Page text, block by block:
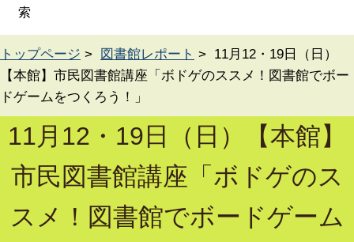
索
トップページ > 図書館レポート > 11月12・19日（日）
【本館】市民図書館講座「ボドゲのススメ！図書館でボー
ドゲームをつくろう！」
11月12・19日（日）【本館】
市民図書館講座「ボドゲのス
スメ！図書館でボードゲーム